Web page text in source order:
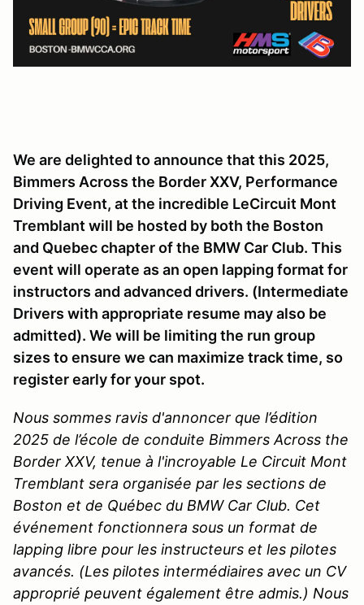
We are delighted to announce that this 2025,
Bimmers Across the Border XXV, Performance
Driving Event, at the incredible LeCircuit Mont
Tremblant will be hosted by both the Boston
and Quebec chapter of the BMW Car Club. This
event will operate as an open lapping format for
instructors and advanced drivers. (Intermediate
Drivers with appropriate resume may also be
admitted). We will be limiting the run group
sizes to ensure we can maximize track time, so
register early for your spot.
Nous sommes ravis d'annoncer que l’édition
2025 de l’école de conduite Bimmers Across the
Border XXV, tenue à l'incroyable Le Circuit Mont
Tremblant sera organisée par les sections de
Boston et de Québec du BMW Car Club. Cet
événement fonctionnera sous un format de
lapping libre pour les instructeurs et les pilotes
avancés. (Les pilotes intermédiaires avec un CV
approprié peuvent également être admis.) Nous